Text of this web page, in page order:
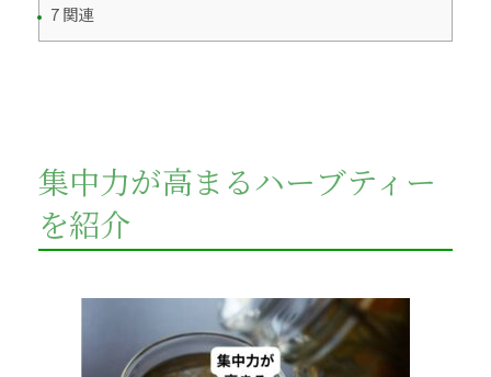
7 関連
集中力が高まるハーブティー
を紹介